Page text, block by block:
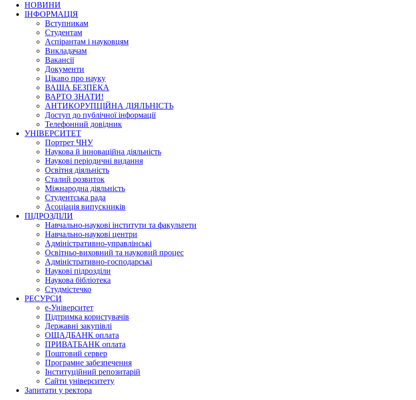
НОВИНИ
ІНФОРМАЦІЯ
Вступникам
Студентам
Аспірантам і науковцям
Викладачам
Вакансії
Документи
Цікаво про науку
ВАША БЕЗПЕКА
ВАРТО ЗНАТИ!
АНТИКОРУПЦІЙНА ДІЯЛЬНІСТЬ
Доступ до публічної інформації
Телефонний довідник
УНІВЕРСИТЕТ
Портрет ЧНУ
Наукова й інноваційна діяльність
Наукові періодичні видання
Освітня діяльність
Сталий розвиток
Міжнародна діяльність
Студентська рада
Асоціація випускників
ПІДРОЗДІЛИ
Навчально-наукові інститути та факультети
Навчально-наукові центри
Адміністративно-управлінські
Освітньо-виховний та науковий процес
Адміністративно-господарські
Наукові підрозділи
Наукова бібліотека
Студмістечко
РЕСУРСИ
е-Університет
Підтримка користувачів
Державні закупівлі
ОЩАДБАНК оплата
ПРИВАТБАНК оплата
Поштовий сервер
Програмне забезпечення
Інституційний репозитарій
Сайти університету
Запитати у ректора